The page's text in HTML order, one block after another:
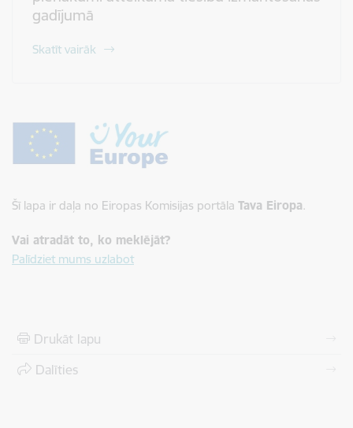
gadījumā
Skatīt vairāk
Šī lapa ir daļa no Eiropas Komisijas portāla Tava Eiropa.
Vai atradāt to, ko meklējāt?
Palīdziet mums uzlabot
Drukāt lapu
Dalīties